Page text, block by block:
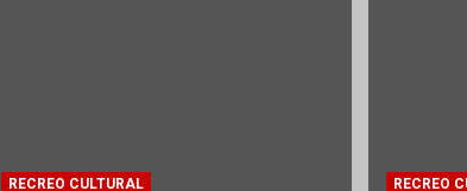
RECREO CULTURAL RECREO